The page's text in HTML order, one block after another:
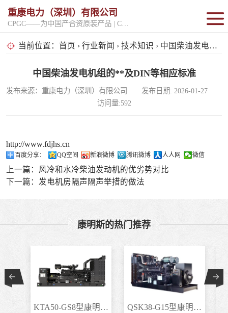
重康电力（深圳）有限公司
当前位置： 首页 › 行业新闻 › 技术知识 › 中国柴油发电机组的**及DIN等相应标准
中国柴油发电机组的**及DIN等相应标准
发布来源：重康电力（深圳）有限公司 发布日期: 2026-01-27
访问量:592
http://www.fdjhs.cn
百度分享： QQ空间 新浪微博 腾讯微博 人人网 微信
上一篇： 风冷和水冷柴油发动机的优劣势对比
下一篇： 发电机房隔声隔声举措的做法
康明斯的热门推荐
KTA50-GS8型康明斯柴.. QSK38-G15型康明斯柴..
固定开架式
超静音型
移动电站